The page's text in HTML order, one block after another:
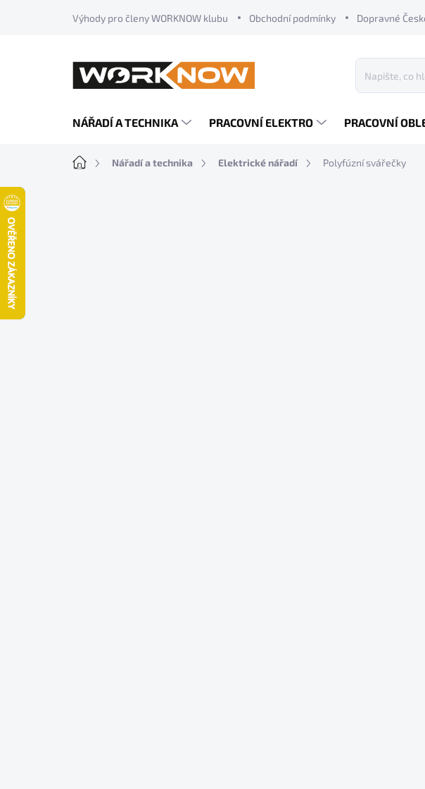
Výhody pro členy WORKNOW klubu Obchodní podmínky Dopravné
NÁŘADÍ A TECHNIKA PRACOVNÍ ELEKTRO PRACOVNÍ
Domů Nářadí a technika Elektrické nářadí Polyfúzní svářečky